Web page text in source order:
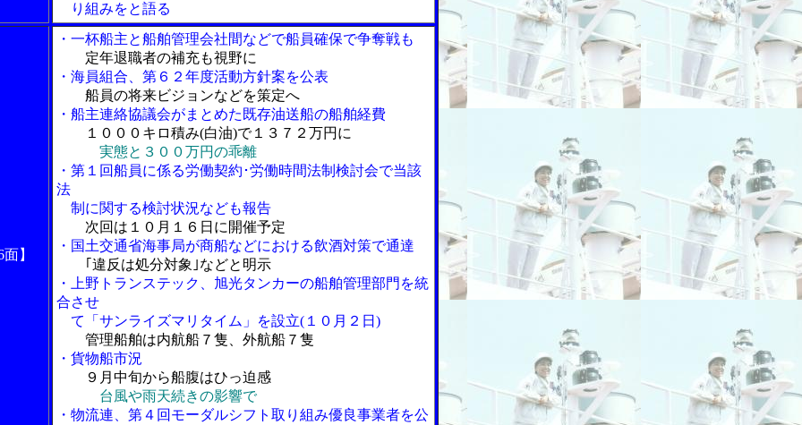
り組みをと語る
】
・一杯船主と船舶管理会社間などで船員確保で争奪戦も
定年退職者の補充も視野に
・海員組合、第６２年度活動方針案を公表
船員の将来ビジョンなどを策定へ
・船主連絡協議会がまとめた既存油送船の船舶経費
１０００キロ積み(白油)で１３７２万円に
実態と３００万円の乖離
・第１回船員に係る労働契約･労働時間法制検討会で当該
法
制に関する検討状況なども報告
次回は１０月１６日に開催予定
・国土交通省海事局が商船などにおける飲酒対策で通達
｢違反は処分対象｣などと明示
・上野トランステック、旭光タンカーの船舶管理部門を統
合させ
て「サンライズマリタイム」を設立(１０月２日)
管理船舶は内航船７隻、外航船７隻
・貨物船市況
９月中旬から船腹はひっ迫感
台風や雨天続きの影響で
・物流連、第４回モーダルシフト取り組み優良事業者を公